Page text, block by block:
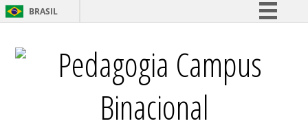
BRASIL
Participe
Acesso à informação
Legislação
Pedagogia Campus
Binacional